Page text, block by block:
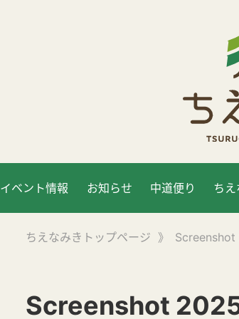
イベント情報 お知らせ 中道便り ち
ちえなみきトップページ 》
Screenshot